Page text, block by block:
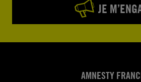
JE
AMNESTY